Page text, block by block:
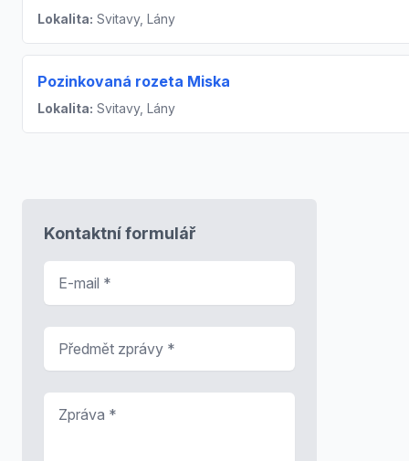
Lokalita: Svitavy, Lány
Pozinkovaná rozeta Miska
Lokalita: Svitavy, Lány
Kontaktní formulář